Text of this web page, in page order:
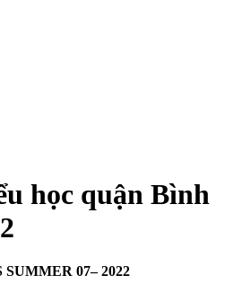
học quận Bình
SUMMER 07– 2022